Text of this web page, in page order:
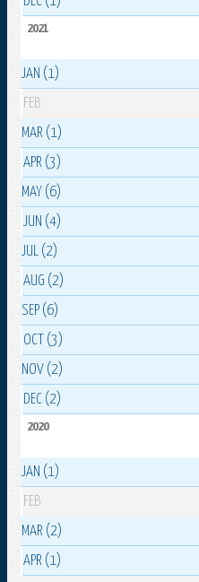
2021
JAN (1)
FEB
MAR (1)
APR (3)
MAY (6)
JUN (4)
JUL (2)
AUG (2)
SEP (6)
OCT (3)
NOV (2)
DEC (2)
2020
JAN (1)
FEB
MAR (2)
APR (1)